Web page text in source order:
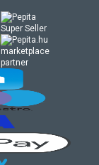
marketplace
partner